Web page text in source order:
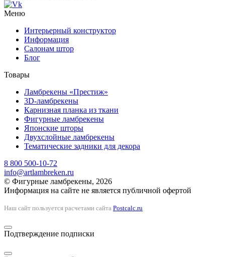
Меню
Интерьерный конструктор
Информация
Салонам штор
Блог
Товары
Ламбрекены «Престиж»
3D-ламбрекены
Карнизная планка из ткани
Фигурные ламбрекены
Японские шторы
Двухслойные ламбрекены
Тематические задники для декора
8 800 500-10-72
info@artlambreken.ru
© Фигурные ламбрекены, 2026
Информация на сайте не является публичной офертой
Наш сайт пользуется расчетами сайта Postcalc.ru
Подтверждение подписки